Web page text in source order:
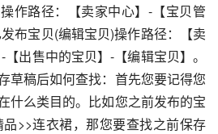
作路径：【卖家中心】-【宝贝管
布宝贝(编辑宝贝)操作路径：【卖
出售中的宝贝】-【编辑宝贝】。
草稿后如何查找：首先您要记得您
什么类目的。比如您之前发布的宝
>>连衣裙，那您要查找之前保存